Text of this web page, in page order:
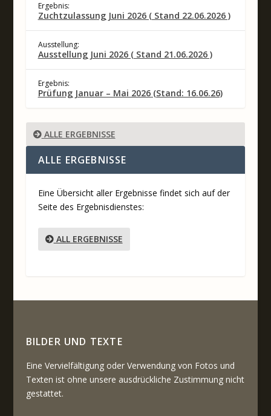
Ergebnis:
Zuchtzulassung Juni 2026 ( Stand 22.06.2026 )
Ausstellung:
Ausstellung Juni 2026 ( Stand 21.06.2026 )
Ergebnis:
Prüfung Januar – Mai 2026 (Stand: 16.06.26)
ALLE ERGEBNISSE
ALLE ERGEBNISSE
Eine Übersicht aller Ergebnisse findet sich auf der
Seite des Ergebnisdienstes:
ALL ERGEBNISSE
BILDER UND TEXTE
Eine Vervielfältigung oder Verwendung von Fotos und
Texten ist ohne unsere ausdrückliche Zustimmung nicht
gestattet.